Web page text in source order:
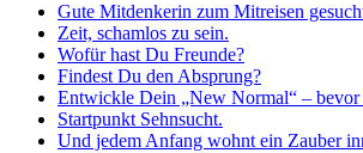
Gute Mitdenkerin zum Mitreisen
Zeit, schamlos zu sein.
Wofür hast Du Freunde?
Findest Du den Absprung?
Entwickle Dein „New Normal“ – bevor
Startpunkt Sehnsucht.
Und jedem Anfang wohnt ein Zauber